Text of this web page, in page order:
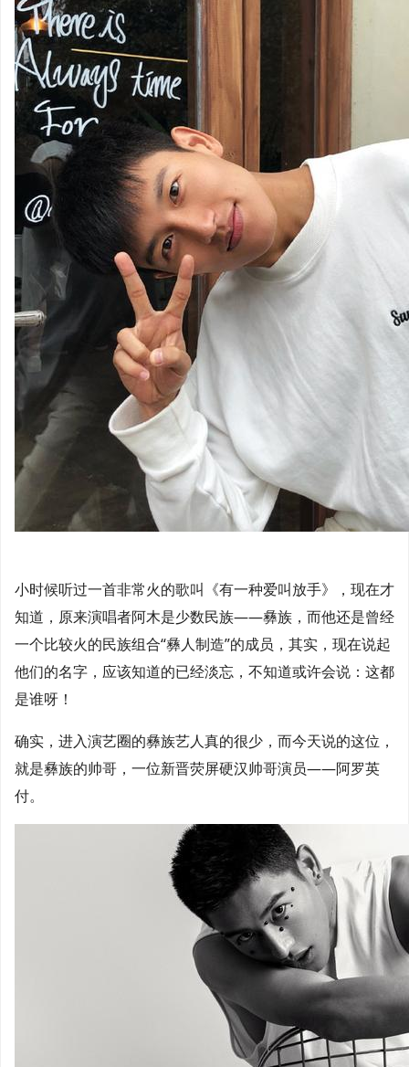
小时候听过一首非常火的歌叫《有一种爱叫放手》，现在才
知道，原来演唱者阿木是少数民族——彝族，而他还是曾经
一个比较火的民族组合“彝人制造”的成员，其实，现在说起
他们的名字，应该知道的已经淡忘，不知道或许会说：这都
是谁呀！
确实，进入演艺圈的彝族艺人真的很少，而今天说的这位，
就是彝族的帅哥，一位新晋荧屏硬汉帅哥演员——阿罗英
付。